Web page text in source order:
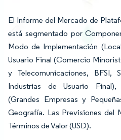
El Informe del Mercado de
está segmentado por
Modo de Implementación
Usuario Final (Comercio
y Telecomunicaciones, BFSI,
Industrias de Usuario
(Grandes Empresas y
Geografía. Las Previsiones del
Términos de Valor (USD).